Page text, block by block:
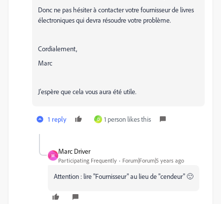
Donc ne pas hésiter à contacter votre fournisseur de livres
électroniques qui devra résoudre votre problème.
Cordialement,
Marc
J'espère que cela vous aura été utile.
1 reply D 1 person likes this
M
Marc Driver
Participating Frequently Forum|Forum|5 years ago
Attention : lire "Fournisseur" au lieu de "cendeur" 🙂